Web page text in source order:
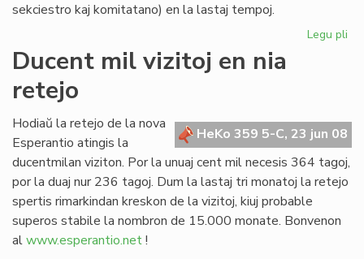
sekciestro kaj komitatano) en la lastaj tempoj.
Legu pli
Ducent mil vizitoj en nia
retejo
HeKo 359 5-C, 23 jun 08
Hodiaŭ la retejo de la nova
Esperantio atingis la
ducentmilan viziton. Por la unuaj cent mil necesis 364 tagoj,
por la duaj nur 236 tagoj. Dum la lastaj tri monatoj la retejo
spertis rimarkindan kreskon de la vizitoj, kiuj probable
superos stabile la nombron de 15.000 monate. Bonvenon
alwww.esperantio.net!